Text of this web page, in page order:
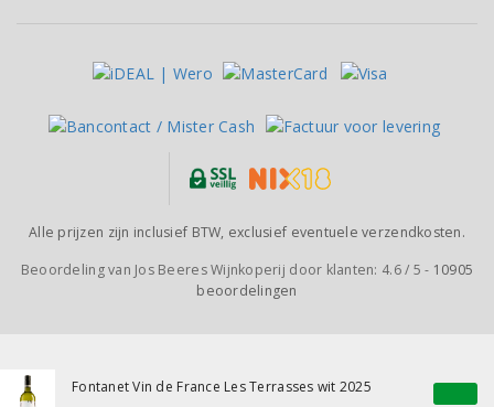
Fontanet Vin de France Les Terrasses wit 2025
Alle prijzen zijn inclusief BTW, exclusief eventuele verzendkosten.
Beoordeling van Jos Beeres Wijnkoperij door klanten: 4.6/ 5 - 10905
beoordelingen